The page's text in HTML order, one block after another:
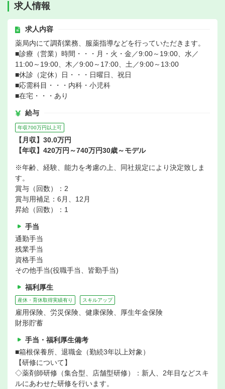
求人情報
求人内容
薬局内にて調剤業務、服薬指導などを行っていただきます。
■診療（営業）時間・・・月・火・金／9:00～19:00、水／
11:00～19:00、木／9:00～17:00、土／9:00～13:00
■休診（定休）日・・・日曜日、祝日
■応需科目・・・内科・小児科
■在宅・・・あり
給与
年収700万円以上可
【月収】30.0万円
【年収】420万円～740万円30歳～モデル
※年齢、経験、能力を考慮の上、同社規定により決定致しま
す。
賞与（回数）：2
賞与用補足：6月、12月
昇給（回数）：1
手当
通勤手当
残業手当
資格手当
その他手当(役職手当、皆勤手当)
福利厚生
産休・育休取得実績有り スキルアップ
雇用保険、労災保険、健康保険、厚生年金保険
財形貯蓄
手当・福利厚生備考
■箱根保養所、退職金（勤続3年以上対象）
【研修について】
◇薬剤師研修（集合型、店舗型研修）：新人、2年目などスキ
ルにあわせた研修を行います。